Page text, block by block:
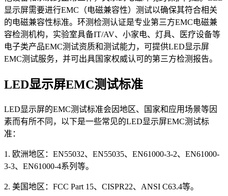
显示屏需要进行EMC（电磁兼容性）测试以确保其符合相关
的电磁兼容性标准。环测检测认证是专业第三方EMC电磁兼
容检测机构，实验室具备IT/AV、小家电、灯具、医疗设备等
电子类产品EMC测试资质和测试能力，可提供LED显示屏
EMC测试服务，并可出具国家权威认可的第三方检测报告。
LED显示屏EMC测试标准
LED显示屏的EMC测试标准会因地区、国家和应用场景等因
素而有所不同，以下是一些常见的LED显示屏EMC测试标
准：
1. 欧洲地区：EN55032、EN55035、EN61000-3-2、EN61000-
3-3、EN61000-4系列等。
2. 美国地区：FCC Part 15、CISPR22、ANSI C63.4等。